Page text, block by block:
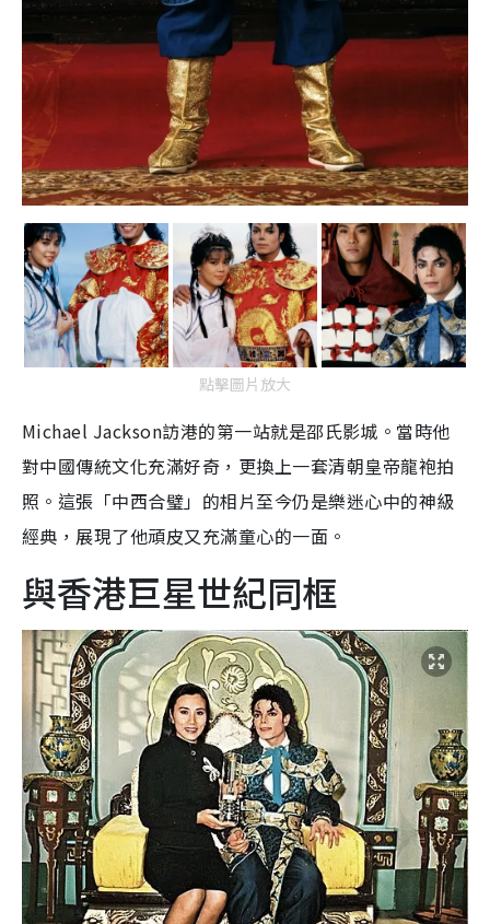
點擊圖片放大
Michael Jackson訪港的第一站就是邵氏影城。當時他
對中國傳統文化充滿好奇，更換上一套清朝皇帝龍袍拍
照。這張「中西合璧」的相片至今仍是樂迷心中的神級
經典，展現了他頑皮又充滿童心的一面。
與香港巨星世紀同框